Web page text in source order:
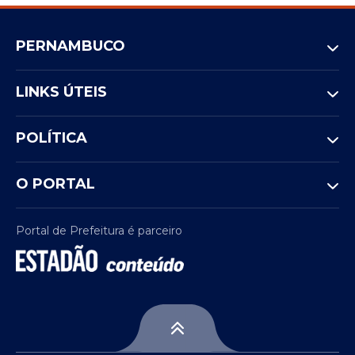
PERNAMBUCO
LINKS ÚTEIS
POLÍTICA
O PORTAL
Portal de Prefeitura é parceiro